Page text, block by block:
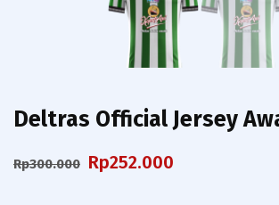
Deltras Official Jersey
Rp300.000 Harga
Rp252.000